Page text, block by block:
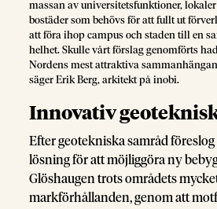
massan av universitetsfunktioner,
bostäder som behövs för att fullt ut
att föra ihop campus och staden till en
helhet. Skulle vårt förslag genomförts
Nordens mest attraktiva
säger Erik Berg, arkitekt på inobi.
Innovativ
Efter geotekniska samråd
lösning för att möjliggöra ny
Glöshaugen trots områdets
markförhållanden, genom att